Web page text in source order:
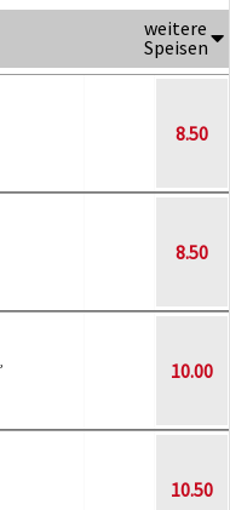
weitere
Speisen
8.50
8.50
10.00
10.50